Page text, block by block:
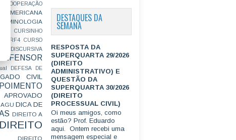
COOPERAÇÃO
CRIMINOLOGIA
CURSINHO
- TRF4
CURSO
DISCURSIVA
DEFENSOR
DEFESA DE
CIVIL
DICA DE
DIREITO A
DIREITO
DIREITO
DESTAQUES DA
SEMANA
RESPOSTA DA
SUPERQUARTA 29/2026
(DIREITO
ADMINISTRATIVO) E
QUESTÃO DA
SUPERQUARTA 30/2026
(DIREITO
PROCESSUAL CIVIL)
Oi meus amigos, como
estão? Prof. Eduardo
aqui. Ontem recebi uma
mensagem especial e